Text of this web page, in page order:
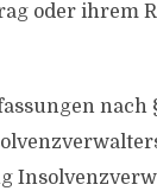
oder ihrem
nach